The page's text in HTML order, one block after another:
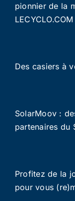
pionnier de la
LECYCLO.COM
Des casiers à
SolarMoov :
partenaires du
Profitez de la
pour vous